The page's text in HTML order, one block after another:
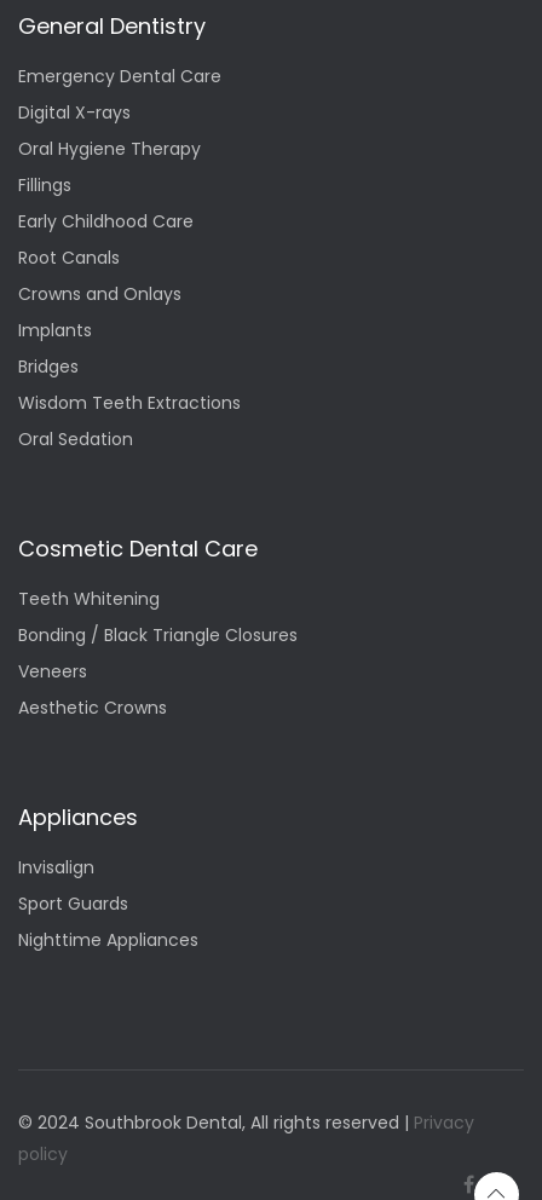
General Dentistry
Emergency Dental Care
Digital X-rays
Oral Hygiene Therapy
Fillings
Early Childhood Care
Root Canals
Crowns and Onlays
Implants
Bridges
Wisdom Teeth Extractions
Oral Sedation
Cosmetic Dental Care
Teeth Whitening
Bonding / Black Triangle Closures
Veneers
Aesthetic Crowns
Appliances
Invisalign
Sport Guards
Nighttime Appliances
© 2024 Southbrook Dental, All rights reserved | Privacy
policy